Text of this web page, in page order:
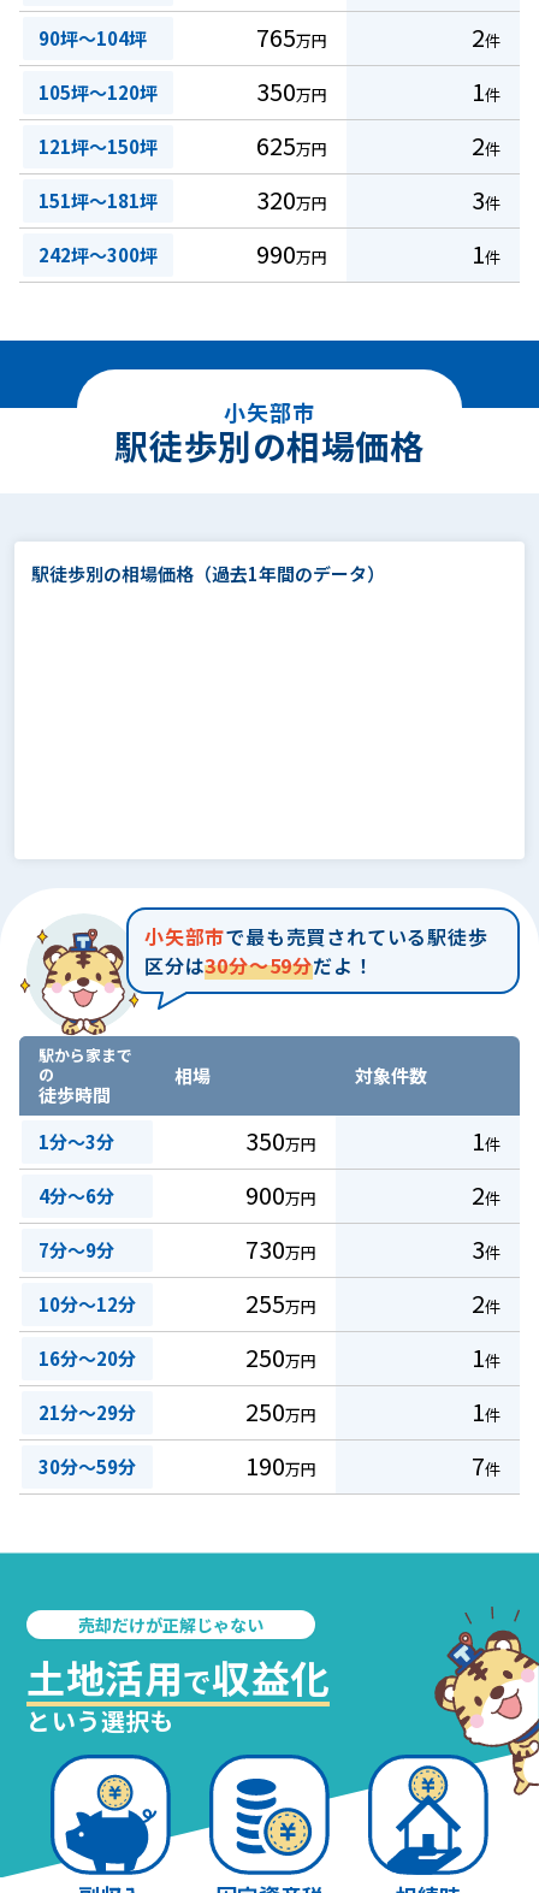
90坪～104坪 765万円 2件
105坪～120坪 350万円 1件
121坪～150坪 625万円 2件
151坪～181坪 320万円 3件
242坪～300坪 990万円 1件
小矢部市
駅徒歩別の相場価格
駅徒歩別の相場価格 （過去1年間のデータ）
小矢部市で最も売買されている駅徒歩
区分は30分～59分だよ！
駅から家まで
の
徒歩時間
相場 対象件数
1分～3分 350万円 1件
4分～6分 900万円 2件
7分～9分 730万円 3件
10分～12分 255万円 2件
16分～20分 250万円 1件
21分～29分 250万円 1件
30分～59分 190万円 7件
売却だけが正解じゃない
土地活用で収益化
という選択も